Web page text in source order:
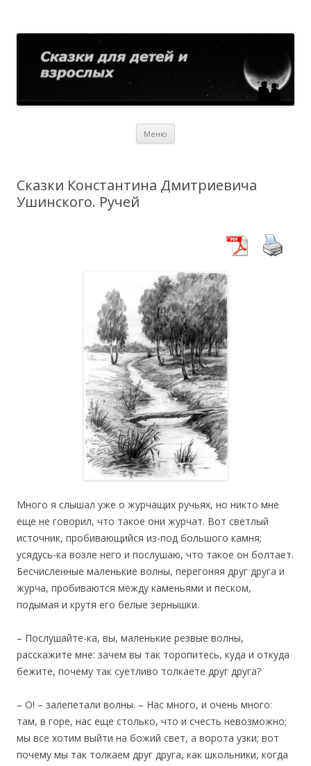
Меню
Сказки Константина Дмитриевича
Ушинского. Ручей
Много я слышал уже о журчащих ручьях, но никто мне
еще не говорил, что такое они журчат. Вот светлый
источник, пробивающийся из-под большого камня;
усядусь-ка возле него и послушаю, что такое он болтает.
Бесчисленные маленькие волны, перегоняя друг друга и
журча, пробиваются между каменьями и песком,
подымая и крутя его белые зернышки.
– Послушайте-ка, вы, маленькие резвые волны,
расскажите мне: зачем вы так торопитесь, куда и откуда
бежите, почему так суетливо толкаете друг друга?
– О! – залепетали волны. – Нас много, и очень много:
там, в горе, нас еще столько, что и счесть невозможно;
мы все хотим выйти на божий свет, а ворота узки; вот
почему мы так толкаем друг друга, как школьники, когда